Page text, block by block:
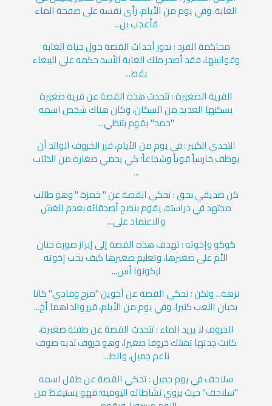
الغابة. وفي يوم من الأيام، رأى نفسه على صفحة الماء
فأعجب بن...
محاكمة القرد : تدور أحداث القصة حول حياة الغابة
وقوانينها، فقد أصدر ملك الغابة الأسد حكمه على الببغاء
بقط...
القرية الصغيرة : تتحدث هذه القصة عن قرية صغيرة
يسكنها العديد من السكان، وكان هناك شخص اسمه
"حمد" يقوم بتنظي...
التحدي الكبير : في يوم من الأيام، قرر الخروف الوالد أن
يوظف حارساً قوياً وشجاعاً؛ كي يحمي صغاره من الذئاب
...
كن صديقي بحق : تحكي القصة عن " حمزة " وهو طالب
مجتهد في دراسته، يقوم بنصح أصدقائه بعدم الغش
والاعتماد على...
كوكو وإخوته : تهدف هذه القصة إلى إبراز صورة حنان
الأم على صغيرها، وتعليم صغيرها كيف يحب إخوته
ليكونوا أس...
نزهة... ولكن : تحكي القصة عن أخوين "مرح وفادي" كانا
يحبان اللعب كثيرا. وفي يوم من الأيام، قرر والداهما أخ...
الخروف لا يريد الماء : تتحدث القصة عن طفلة صغيرة،
كانت جدتها تمتلك خروفا صغيرا، وهو خروف لديه صوف
ناعم جميل، والط...
سلاحف في يوم جميل : تحكي القصة عن طفل اسمه
"سلاحف" حيث يروي نشاطاته اليومية؛ فهو يستيقظ من